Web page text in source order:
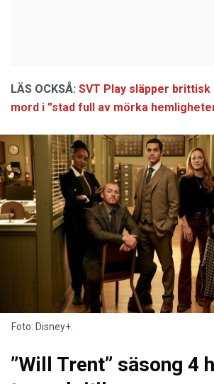
LÄS OCKSÅ: SVT Play släpper
mord i ”stad full av mörka
Foto: Disney+.
”Will Trent” säsong 4